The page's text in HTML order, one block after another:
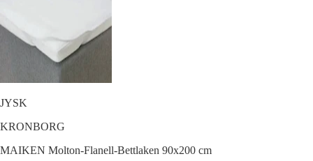
JYSK
KRONBORG
MAIKEN Molton-Flanell-Bettlaken 90x200 cm